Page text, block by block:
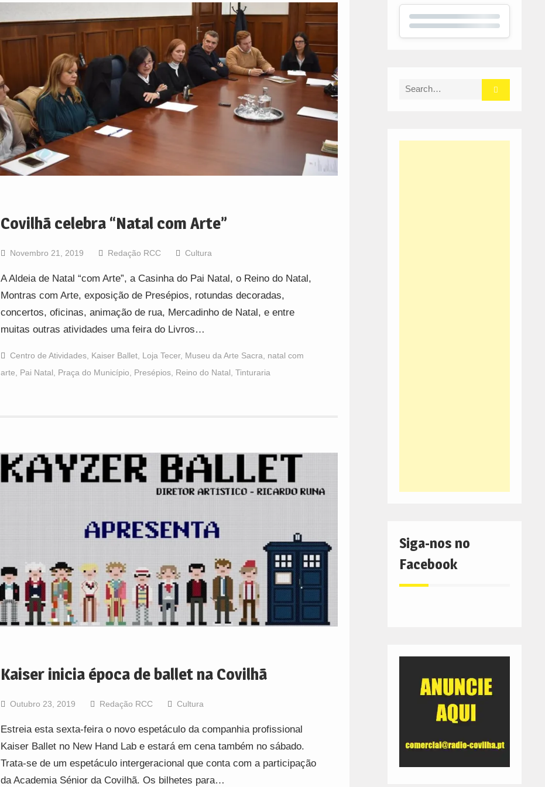
Covilhã celebra “Natal com Arte”
Novembro 21, 2019 Redação RCC Cultura
A Aldeia de Natal “com Arte”, a Casinha do Pai Natal, o Reino do Natal,
Montras com Arte, exposição de Presépios, rotundas decoradas,
concertos, oficinas, animação de rua, Mercadinho de Natal, e entre
muitas outras atividades uma feira do Livros…
Centro de Atividades, Kaiser Ballet, Loja Tecer, Museu da Arte Sacra, natal com
arte, Pai Natal, Praça do Município, Presépios, Reino do Natal, Tinturaria
Kaiser inicia época de ballet na Covilhã
Outubro 23, 2019 Redação RCC Cultura
Estreia esta sexta-feira o novo espetáculo da companhia profissional
Kaiser Ballet no New Hand Lab e estará em cena também no sábado.
Trata-se de um espetáculo intergeracional que conta com a participação
da Academia Sénior da Covilhã. Os bilhetes para…
Search
Siga-nos no
Facebook